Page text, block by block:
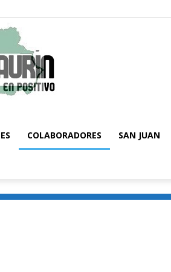
COLABORADORES SAN JUAN